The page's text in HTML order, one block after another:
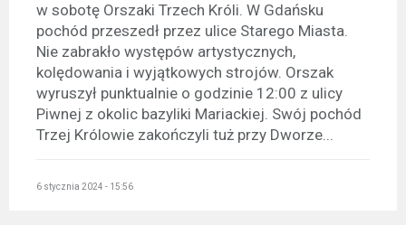
w sobotę Orszaki Trzech Króli. W Gdańsku
pochód przeszedł przez ulice Starego Miasta.
Nie zabrakło występów artystycznych,
kolędowania i wyjątkowych strojów. Orszak
wyruszył punktualnie o godzinie 12:00 z ulicy
Piwnej z okolic bazyliki Mariackiej. Swój pochód
Trzej Królowie zakończyli tuż przy Dworze...
6 stycznia 2024 - 15:56